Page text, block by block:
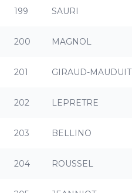
199 SAURI
200 MAGNOL
201 GIRAUD-MAUDUIT
202 LEPRETRE
203 BELLINO
204 ROUSSEL